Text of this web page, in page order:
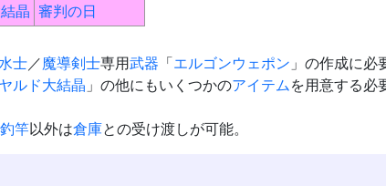
晶 審判の日
士／魔導剣士専用武器 「エルゴンウェポン 」の作成に必
ルド大結晶 」の他にもいくつかのアイテムを用意する必
竿以外は倉庫との受け渡しが可能。